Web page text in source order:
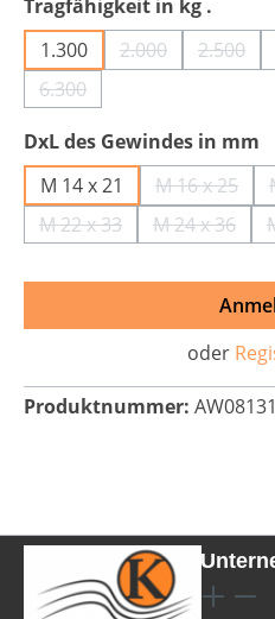
Tragfähigkeit in kg .
1.300
2.000(Diese Option
2.500
6.300(Diese Option ist zurzeit
DxL des Gewindes in mm
M 14 x 21
M 16 x 25
(Diese
M 22 x 33(Diese Option ist
M 24 x 36
(Diese
oder
Produktnummer: